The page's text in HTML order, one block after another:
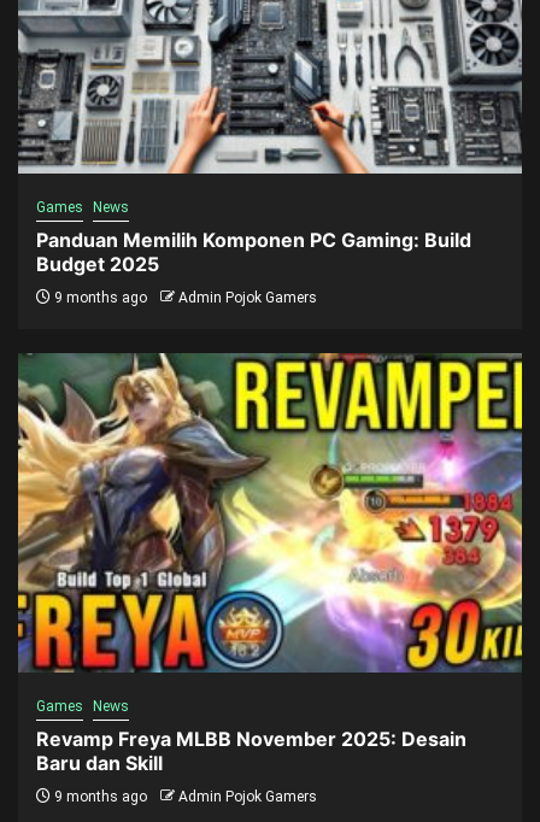
Games News
Panduan Memilih Komponen PC Gaming: Build
Budget 2025
9 months ago Admin Pojok Gamers
Games News
Revamp Freya MLBB November 2025: Desain
Baru dan Skill
9 months ago Admin Pojok Gamers